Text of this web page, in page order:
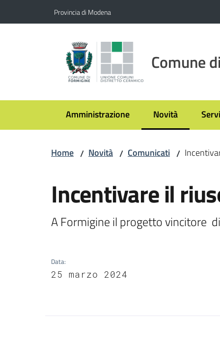
Provincia di Modena
Comune
Amministrazione Novità
Menu selezionato
Home / Novità / Comunicati /
Incentivare il
Data:
25 marzo 2024